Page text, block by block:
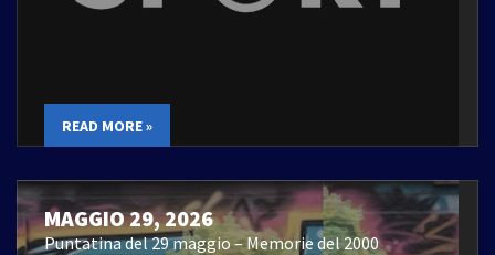
READ MORE »
MAGGIO 29, 2026
Puntatina del 29 maggio – Memorie del 2000